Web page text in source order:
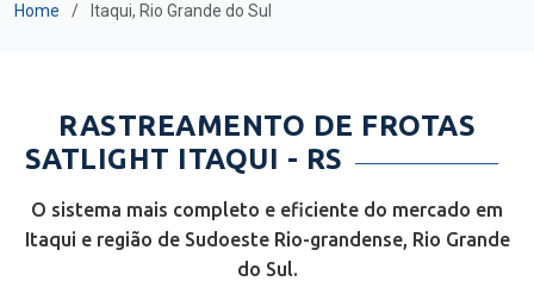
Home Itaqui, Rio Grande do Sul
RASTREAMENTO DE FROTAS
SATLIGHT ITAQUI - RS
O sistema mais completo e eficiente do mercado em
Itaqui e região de Sudoeste Rio-grandense, Rio Grande
do Sul.